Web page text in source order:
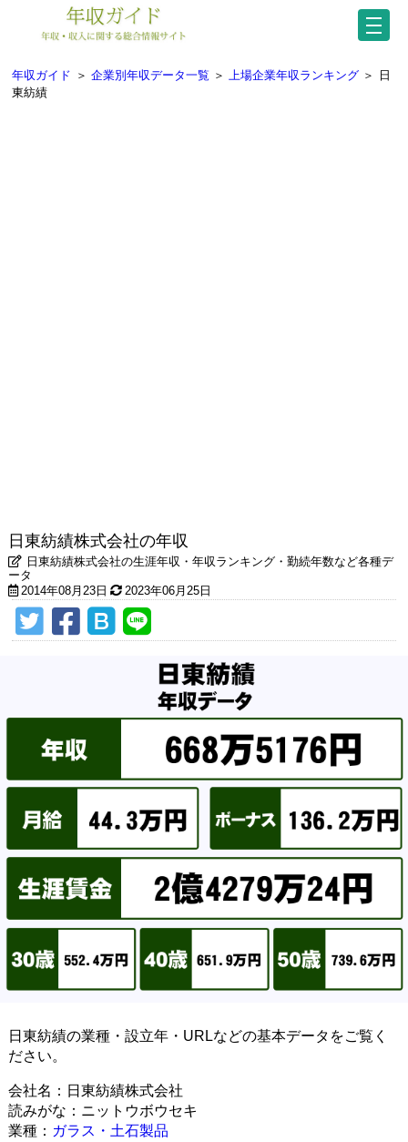
年収ガイド ＞ 企業別年収データ一覧 ＞ 上場企業年収ランキング ＞
日
東紡績
日東紡績株式会社の年収
日東紡績株式会社の生涯年収・年収ランキング・勤続年数など各種デ
ータ
2014年08月23日
2023年06月25日
日東紡績の業種・設立年・URLなどの基本データをご覧く
ださい。
会社名：日東紡績株式会社
読みがな：ニットウボウセキ
業種： ガラス・土石製品